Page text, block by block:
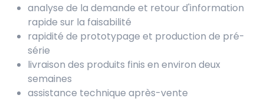
analyse de la demande et retour d'information
rapide sur la faisabilité
rapidité de prototypage et production de pré-
série
livraison des produits finis en environ deux
semaines
assistance technique après-vente